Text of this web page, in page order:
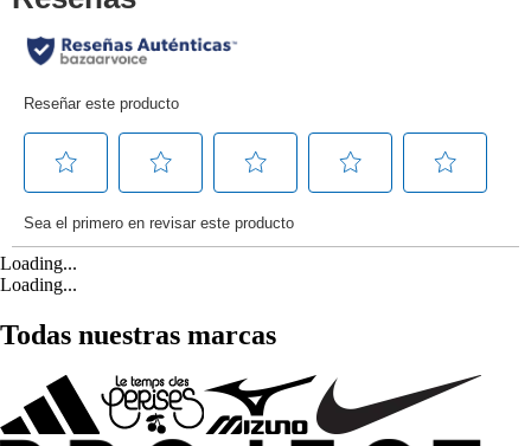
Loading...
Loading...
Todas nuestras marcas